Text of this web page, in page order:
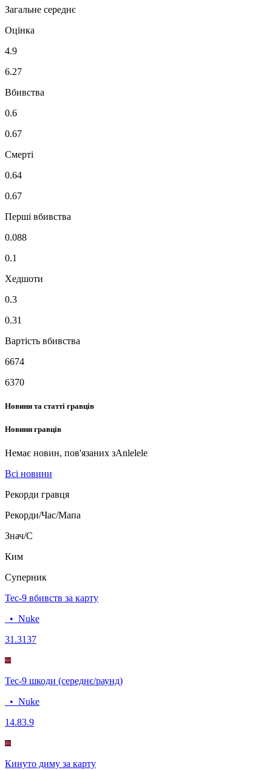
Загальне середнє
Оцінка
4.9
6.27
Вбивства
0.6
0.67
Смерті
0.64
0.67
Перші вбивства
0.088
0.1
Хедшоти
0.3
0.31
Вартість вбивства
6674
6370
Новини та статті гравців
Новини гравців
Немає новин, пов'язаних зAnlelele
Всі новини
Рекорди гравця
Рекорди/Час/Мапа
Знач/C
Ким
Суперник
Tec-9 вбивств за карту
• Nuke
31.3137
Tec-9 шкоди (середнє/раунд)
• Nuke
14.83.9
Кинуто диму за карту